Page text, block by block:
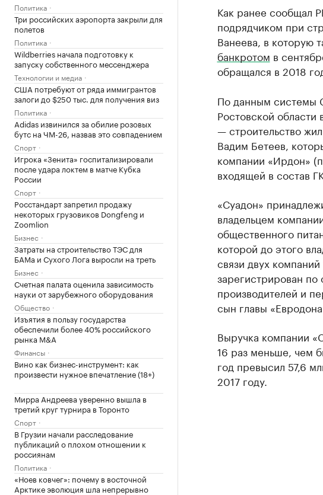
Политика
Три российских аэропорта закрыли для
полетов
Политика
Wildberries начала подготовку к
запуску собственного мессенджера
Технологии и медиа
США потребуют от ряда иммигрантов
залоги до $250 тыс. для получения виз
Политика
Adidas извинился за обилие розовых
бутс на ЧМ-26, назвав это совпадением
Спорт
Игрока «Зенита» госпитализировали
после удара локтем в матче Кубка
России
Спорт
Росстандарт запретил продажу
некоторых грузовиков Dongfeng и
Zoomlion
Бизнес
Затраты на строительство ТЭС для
БАМа и Сухого Лога выросли на треть
Бизнес
Счетная палата оценила зависимость
науки от зарубежного оборудования
Общество
Изъятия в пользу государства
обеспечили более 40% российского
рынка M&A
Финансы
Вино как бизнес-инструмент: как
произвести нужное впечатление (18+)
Мирра Андреева уверенно вышла в
третий круг турнира в Торонто
Спорт
В Грузии начали расследование
публикаций о плохом отношении к
россиянам
Политика
«Ноев ковчег»: почему в восточной
Арктике эволюция шла непрерывно
Как ранее сообщал
подрядчиком при
Ванеева, в которую
банкротом в
обращался в 2018
По данным системы
Ростовской
— строительство
Вадим Бетеев,
компании «Ирдон»
входящей в состав
«Суадон»
владельцем
общественного
которой до этого
связи двух
зарегистрирован
производителей и
сын главы
Выручка компании
16 раз меньше, чем
год превысил 57,6
2017 году.